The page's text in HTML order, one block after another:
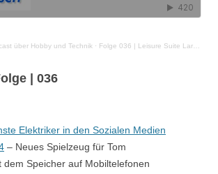
über Hobby und Technik · Folge 036 | Leisure Suite Larry mit der Kartoffelkanone
| 036
Elektriker in den Sozialen Medien
– Neues Spielzeug für Tom
dem Speicher auf Mobiltelefonen